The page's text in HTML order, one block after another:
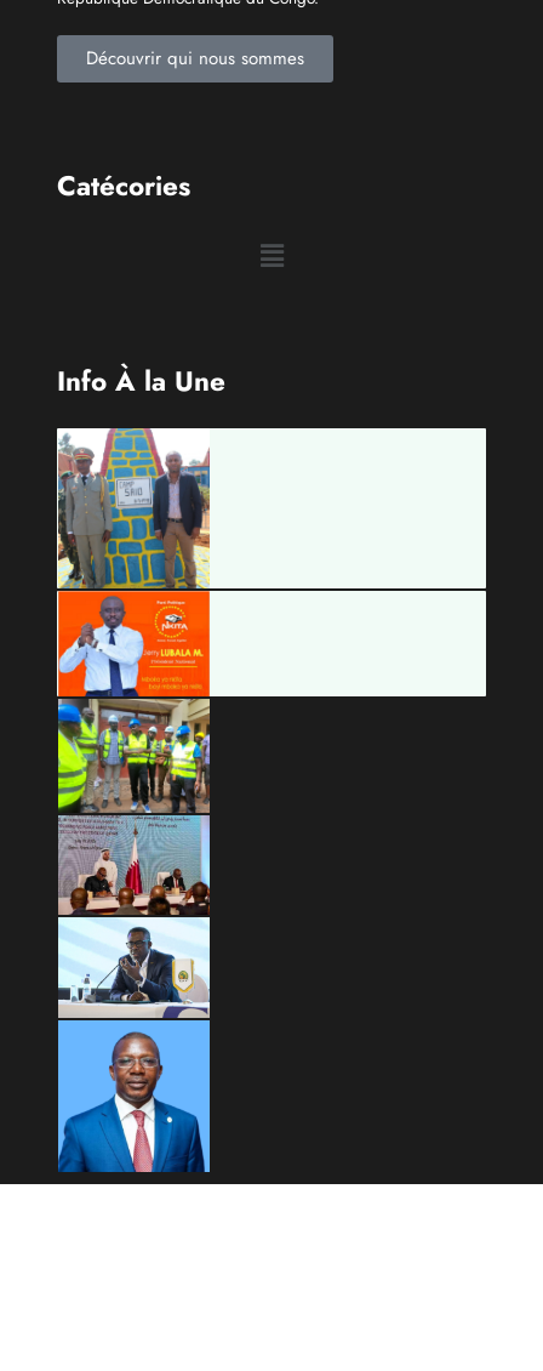
Découvrir qui nous sommes
Catécories
Info À la Une